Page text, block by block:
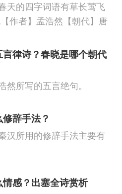
劳动 励志 马 边
天的四字词语有草长莺飞
作者】孟浩然【朝代】唐
不觉天已破晓，搅乱我酣
律诗？春晓是哪个朝代
然所写的五言绝句。
辞手法？
汉所用的修辞手法主要有
感？出塞全诗赏析